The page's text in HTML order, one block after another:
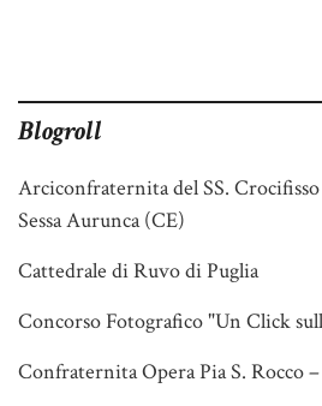
Blogroll
Arciconfraternita del SS.
Sessa Aurunca (CE)
Cattedrale di Ruvo di Puglia
Concorso Fotografico "Un Click
Confraternita Opera Pia S. Rocco